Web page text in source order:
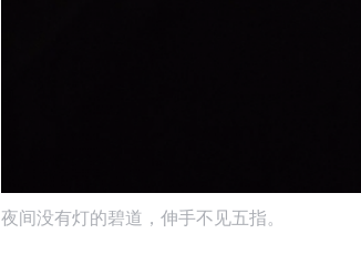
夜间没有灯的碧道，伸手不见五指。